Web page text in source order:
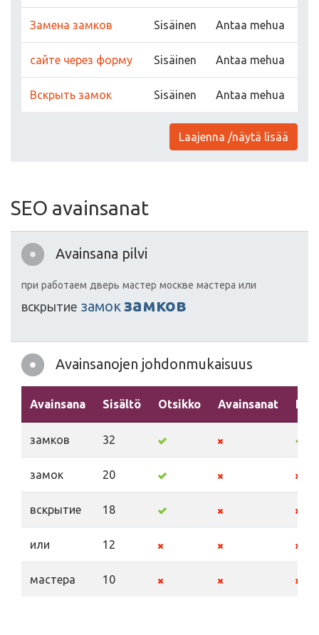
Замена замков Sisäinen Antaa mehua
сайте через форму Sisäinen Antaa mehua
Вскрыть замок Sisäinen Antaa mehua
Laajenna /näytä lisää
SEO avainsanat
Avainsana pilvi
при работаем дверь мастер москве мастера или
вскрытие замокзамков
Avainsanojen johdonmukaisuus
Avainsana Sisältö Otsikko Avainsanat
замков 32
замок 20
вскрытие 18
или 12
мастера 10